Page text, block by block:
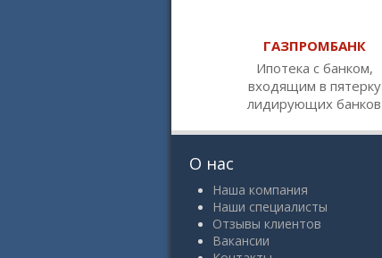
ГАЗПРОМБАНК
Ипотека с банком,
входящим в пятерку
лидирующих банков
О нас
Наша компания
Наши специалисты
Отзывы клиентов
Вакансии